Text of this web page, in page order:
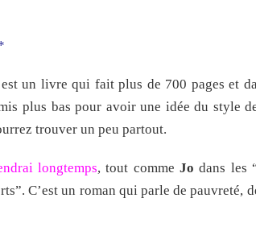
un livre qui fait plus de 700 pages et
plus bas pour avoir une idée du style
trouver un peu partout.
longtemps, tout commeJo dans les
C’est un roman qui parle de pauvreté,